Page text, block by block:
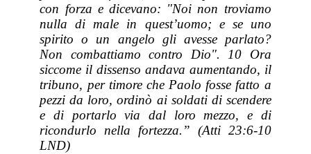
con forza e dicevano: "Noi non troviamo
nulla di male in quest’uomo; e se uno
spirito o un angelo gli avesse parlato?
Non combattiamo contro Dio". 10 Ora
siccome il dissenso andava aumentando, il
tribuno, per timore che Paolo fosse fatto a
pezzi da loro, ordinò ai soldati di scendere
e di portarlo via dal loro mezzo, e di
ricondurlo nella fortezza.” (Atti 23:6-10
LND)